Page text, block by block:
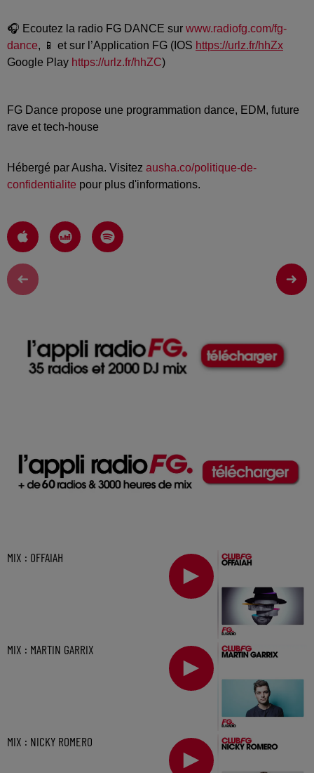
🎧 Ecoutez la radio FG DANCE sur www.radiofg.com/fg-
dance, 📱 et sur l’Application FG (IOS https://urlz.fr/hhZx
Google Play https://urlz.fr/hhZC)
FG Dance propose une programmation dance, EDM, future
rave et tech-house
Hébergé par Ausha. Visitez ausha.co/politique-de-
confidentialite pour plus d'informations.
MIX : OFFAIAH
MIX : MARTIN GARRIX
MIX : NICKY ROMERO